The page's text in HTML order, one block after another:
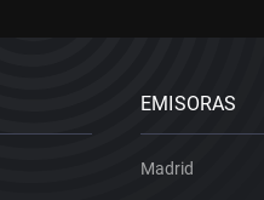
EMISORAS
Madrid